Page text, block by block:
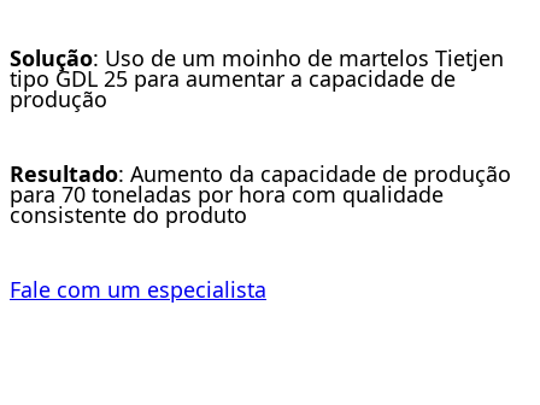
Solução: Uso de um moinho de martelos Tietjen
tipo GDL 25 para aumentar a capacidade de
produção
Resultado: Aumento da capacidade de produção
para 70 toneladas por hora com qualidade
consistente do produto
Fale com um especialista